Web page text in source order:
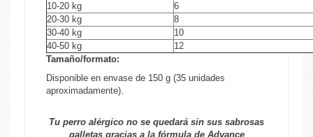
10-20 kg
6
20-30 kg
8
30-40 kg
10
40-50 kg
12
Tamaño/formato:
Disponible en envase de 150 g (35 unidades
aproximadamente).
Tu perro alérgico no se quedará sin sus sabrosas
galletas gracias a la fórmula de Advance